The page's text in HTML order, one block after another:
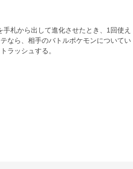
手札から出して進化させたとき、1回使え
なら、相手のバトルポケモンについてい
ラッシュする。